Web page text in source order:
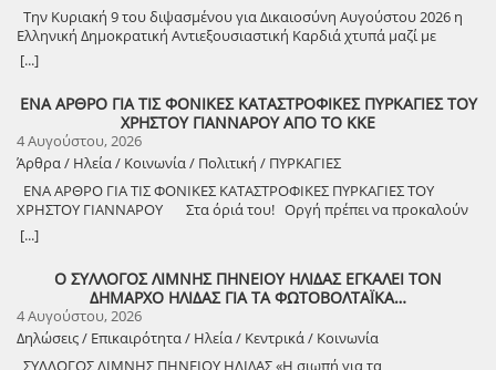
Την Κυριακή 9 του διψασμένου για Δικαιοσύνη Αυγούστου 2026 η
Ελληνική Δημοκρατική Αντιεξουσιαστική Καρδιά χτυπά μαζί με
ΟΛΟΥΣ τους Συναγωνιστές για την Παλαιστίνη μέρα Μνήμης και
Αγώνα!
[...]
ΕΝΑ ΑΡΘΡΟ ΓΙΑ ΤΙΣ ΦΟΝΙΚΕΣ ΚΑΤΑΣΤΡΟΦΙΚΕΣ ΠΥΡΚΑΓΙΕΣ ΤΟΥ
ΧΡΗΣΤΟΥ ΓΙΑΝΝΑΡΟΥ ΑΠΟ ΤΟ ΚΚΕ
4 Αυγούστου, 2026
Άρθρα / Ηλεία / Κοινωνία / Πολιτική / ΠΥΡΚΑΓΙΕΣ
ΕΝΑ ΑΡΘΡΟ ΓΙΑ ΤΙΣ ΦΟΝΙΚΕΣ ΚΑΤΑΣΤΡΟΦΙΚΕΣ ΠΥΡΚΑΓΙΕΣ ΤΟΥ
ΧΡΗΣΤΟΥ ΓΙΑΝΝΑΡΟΥ Στα όριά του! Οργή πρέπει να προκαλούν
τα αναμασήματα του πρωθυπουργού και κυβερνητικών στελεχών,
που παίζουν την κασέτα της «κλιματικής αλλαγής» και της ατομικής
Αποκορύφωμα ήταν η δήλωση του υπουργού Πολιτικής Προστασίας,
ότι ο κρατικός μηχανισμός έχει φτάσει «στα όριά του», όταν πριν από
λίγους μήνες, η κυβέρνηση πανηγύριζε ότι η αντιπυρική περίοδος
ξεκινάει με τις καλύτερες δυνατές προϋποθέσεις! Χρειάστηκαν μόνο
λίγες εβδομάδες για να γίνει στάχτη το αφήγημα, με πέντε νεκρούς
[...]
Ο ΣΥΛΛΟΓΟΣ ΛΙΜΝΗΣ ΠΗΝΕΙΟΥ ΗΛΙΔΑΣ ΕΓΚΑΛΕΙ ΤΟΝ
ΔΗΜΑΡΧΟ ΗΛΙΔΑΣ ΓΙΑ ΤΑ ΦΩΤΟΒΟΛΤΑΪΚΑ…
4 Αυγούστου, 2026
Δηλώσεις / Επικαιρότητα / Ηλεία / Κεντρικά / Κοινωνία
ΣΥΛΛΟΓΟΣ ΛΙΜΝΗΣ ΠΗΝΕΙΟΥ ΗΛΙΔΑΣ «Η σιωπή για τα